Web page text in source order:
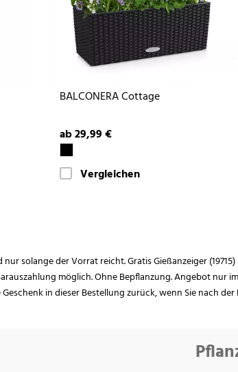
BALCONERA Cottage
ab 29,99 €
Vergleichen
nur solange der Vorrat reicht. Gratis Gießanzeiger
möglich. Ohne Bepflanzung. Angebot
in dieser Bestellung zurück, wenn Sie nach